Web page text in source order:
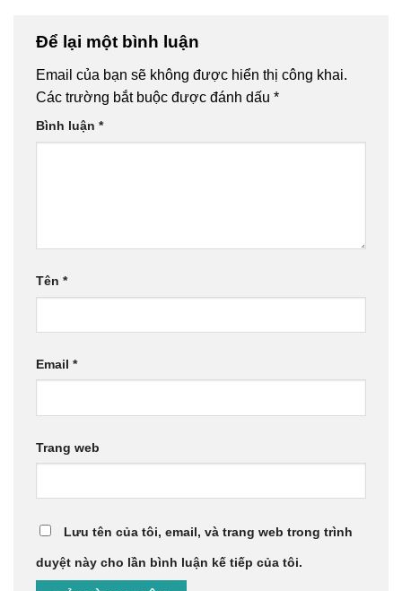
Để lại một bình luận
Email của bạn sẽ không được hiển thị công khai.
Các trường bắt buộc được đánh dấu *
Bình luận *
Tên *
Email *
Trang web
Lưu tên của tôi, email, và trang web trong trình
duyệt này cho lần bình luận kế tiếp của tôi.